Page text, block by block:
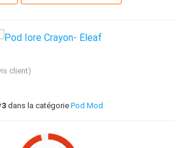
client)
dans la catégorie Pod Mod